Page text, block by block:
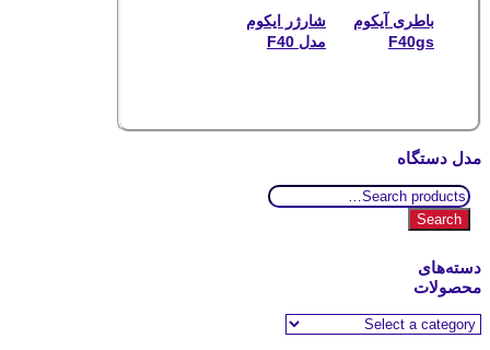
باطری آیکوم
F40gs
شارژر ایکوم
مدل F40
مدل دستگاه
Search
for:
Search
دسته‌های
محصولات